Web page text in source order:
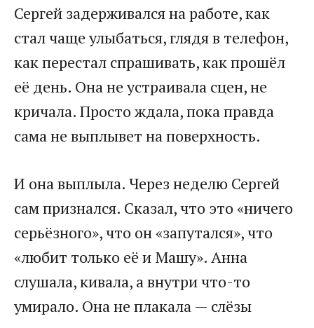
Сергей задерживался на работе, как
стал чаще улыбаться, глядя в телефон,
как перестал спрашивать, как прошёл
её день. Она не устраивала сцен, не
кричала. Просто ждала, пока правда
сама не выплывет на поверхность.
И она выплыла. Через неделю Сергей
сам признался. Сказал, что это «ничего
серьёзного», что он «запутался», что
«любит только её и Машу». Анна
слушала, кивала, а внутри что-то
умирало. Она не плакала — слёзы